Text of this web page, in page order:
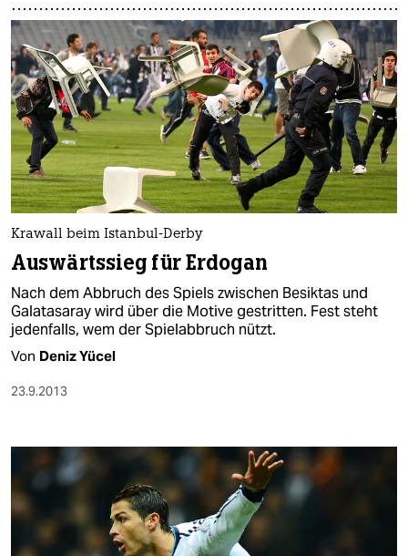
Krawall beim Istanbul-Derby
Auswärtssieg für Erdogan
Nach dem Abbruch des Spiels zwischen Besiktas und
Galatasaray wird über die Motive gestritten. Fest steht
jedenfalls, wem der Spielabbruch nützt.
Von Deniz Yücel
23.9.2013